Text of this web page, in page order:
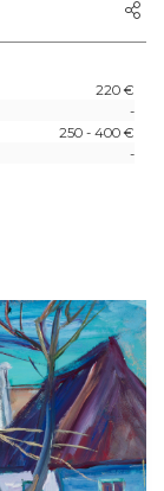
220 €
-
250 - 400 €
-